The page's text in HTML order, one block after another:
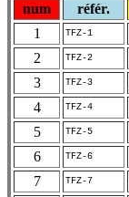
num référ.
1
TFZ-1
2
TFZ-2
3
TFZ-3
4
TFZ-4
5
TFZ-5
6
TFZ-6
7
TFZ-7